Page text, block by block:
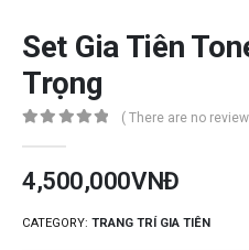
Set Gia Tiên
Trọng
( There are no
4,500,000VNĐ
CATEGORY: TRANG TRÍ GIA TIÊN